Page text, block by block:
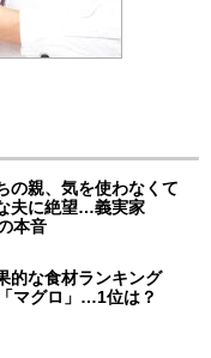
の親、気を使わなくて
夫に絶望…義実家
本音
的な食材ランキング
マグロ」…1位は？